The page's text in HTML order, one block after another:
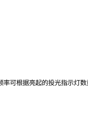
可根据亮起的投光指示灯